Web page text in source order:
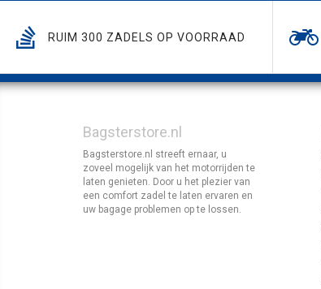
RUIM 300 ZADELS OP VOORRAAD
Bagsterstore.nl
Bagsterstore.nl streeft ernaar, u
zoveel mogelijk van het motorrijden te
laten genieten. Door u het plezier van
een comfort zadel te laten ervaren en
uw bagage problemen op te lossen.